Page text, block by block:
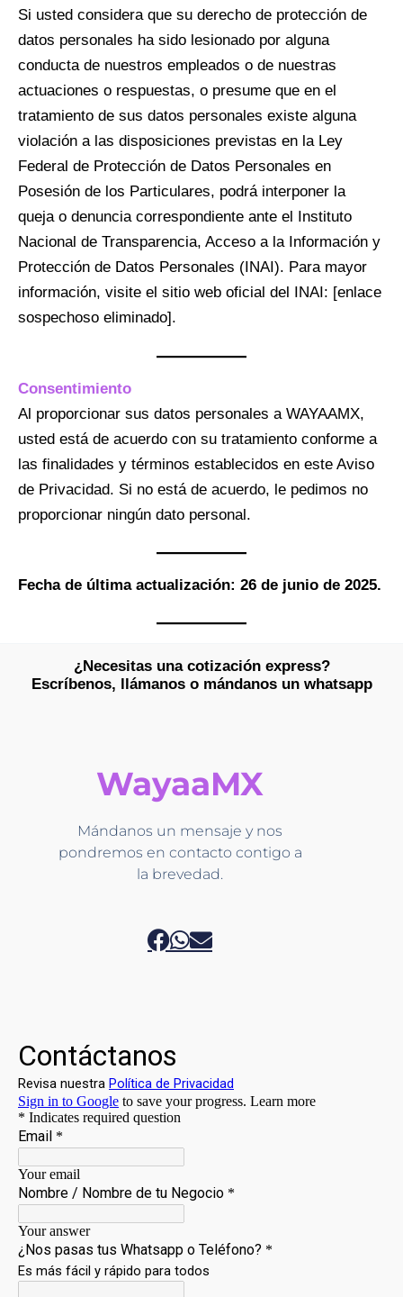
Si usted considera que su derecho de protección de
datos personales ha sido lesionado por alguna
conducta de nuestros empleados o de nuestras
actuaciones o respuestas, o presume que en el
tratamiento de sus datos personales existe alguna
violación a las disposiciones previstas en la Ley
Federal de Protección de Datos Personales en
Posesión de los Particulares, podrá interponer la
queja o denuncia correspondiente ante el Instituto
Nacional de Transparencia, Acceso a la Información y
Protección de Datos Personales (INAI). Para mayor
información, visite el sitio web oficial del INAI: [enlace
sospechoso eliminado].
Consentimiento
Al proporcionar sus datos personales a WAYAAMX,
usted está de acuerdo con su tratamiento conforme a
las finalidades y términos establecidos en este Aviso
de Privacidad. Si no está de acuerdo, le pedimos no
proporcionar ningún dato personal.
Fecha de última actualización: 26 de junio de 2025.
¿Necesitas una cotización express?
Escríbenos, llámanos o mándanos un whatsapp​
WayaaMX
Mándanos un mensaje y nos
pondremos en contacto contigo a
la brevedad.